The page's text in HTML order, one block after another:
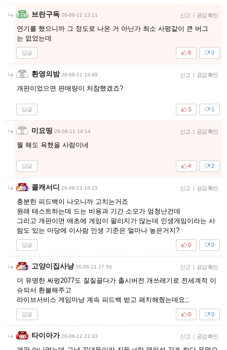
브란구독 26-06-11 13:11 신고 | 공감 확인
연기를 했으니까 그 정도로 나온 거 아닌가 최소 사펑같이 큰 버그
는 없었는데
답글 0
8
환영의밤 26-06-11 13:49 신고 | 공감 확인
개판이었으면 판매량이 처참했겠죠?
답글 1
3
미요띵 26-06-11 14:14 신고 | 공감 확인
뭘 해도 욕했을 사람이네
답글 2
4
콜캐서디 26-06-11 16:15 신고 | 공감 확인
충분한 피드백이 나오니까 고치는거죠
원래 테스트하는데 드는 비용과 기간 소모가 엄청난건데
그리고 개판이면 애초에 게임이 팔리지가 않는데 인생게임이라는 사
람도 있는 마당에 이사람 인생 기준은 얼마나 높은거지?
답글 0
0
고양이집사냥 26-06-11 17:56 신고 | 공감 확인
더 유명한 싸펑2077도 질질끌다가 출시버전 개쓰레기로 전세계적 이
슈되서 환불해주고
라이브서비스 게임마냥 계속 피드백 받고 패치해줬는데요;;
답글 0
0
타이아가 26-06-12 21:33 신고 | 공감 확인